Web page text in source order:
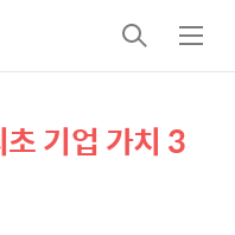
검
색
메
뉴
기업 가치 3